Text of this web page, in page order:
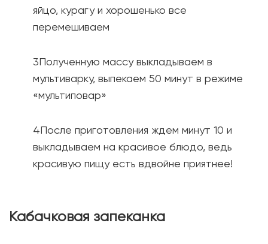
яйцо, курагу и хорошенько все
перемешиваем
Полученную массу выкладываем в
мультиварку, выпекаем 50 минут в режиме
«мультиповар»
После приготовления ждем минут 10 и
выкладываем на красивое блюдо, ведь
красивую пищу есть вдвойне приятнее!
Кабачковая запеканка